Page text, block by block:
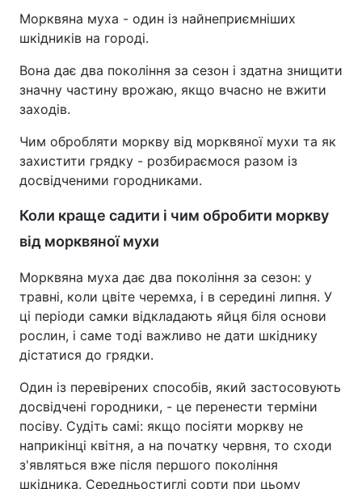
Морквяна муха - один із найнеприємніших
шкідників на городі.
Вона дає два покоління за сезон і здатна знищити
значну частину врожаю, якщо вчасно не вжити
заходів.
Чим обробляти моркву від морквяної мухи та як
захистити грядку - розбираємося разом із
досвідченими городниками.
Коли краще садити і чим обробити моркву
від морквяної мухи
Морквяна муха дає два покоління за сезон: у
травні, коли цвіте черемха, і в середині липня. У
ці періоди самки відкладають яйця біля основи
рослин, і саме тоді важливо не дати шкіднику
дістатися до грядки.
Один із перевірених способів, який застосовують
досвідчені городники, - це перенести терміни
посіву. Судіть самі: якщо посіяти моркву не
наприкінці квітня, а на початку червня, то сходи
з'являться вже після першого покоління
шкідника. Середньостиглі сорти при цьому